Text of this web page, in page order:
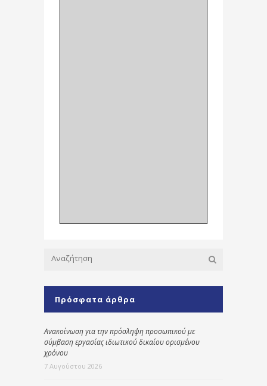
Πρόσφατα άρθρα
Ανακοίνωση για την πρόσληψη προσωπικού με
σύμβαση εργασίας ιδιωτικού δικαίου ορισμένου
χρόνου
7 Αυγούστου 2026